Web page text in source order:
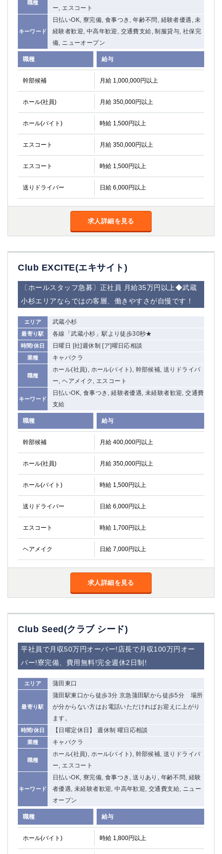
職種
ー, エスコート
キーワード
日払いOK, 寮完備, 食事つき, 年齢不問, 経験者優遇, 未
経験者歓迎, 中高年歓迎, 交通費支給, 制服貸与, 社保完
備, ニューオープン
職種 給与
幹部候補 月給 1,000,000円以上
ホール(社員) 月給 350,000円以上
ホール(バイト) 時給 1,500円以上
エスコート 月給 350,000円以上
エスコート 時給 1,500円以上
送りドライバー 日給 6,000円以上
求人詳細を見る
Club EXCITE(エキサイト)
〔ホールスタッフ急募〕正社員 月給35万円以上◆武蔵
小杉エリアならではの客層、働きやすさが自慢です！
エリア 武蔵小杉
最寄り駅 各線「武蔵小杉」駅より徒歩30秒★
時間/休日 日曜日 [社]週休制 [ア]曜日応相談
業種 キャバクラ
職種
ホール(社員), ホール(バイト), 幹部候補, 送りドライバ
ー, ヘアメイク, エスコート
キーワード
日払いOK, 食事つき, 経験者優遇, 未経験者歓迎, 交通費
支給
職種 給与
幹部候補 月給 400,000円以上
ホール(社員) 月給 350,000円以上
ホール(バイト) 時給 1,500円以上
送りドライバー 日給 6,000円以上
エスコート 時給 1,700円以上
ヘアメイク 日給 7,000円以上
求人詳細を見る
Club Seed(クラブ シード)
平社員で月収50万円オーバー!店長で月収100万円オー
バー!寮完備、費用無料!完全週休2日制!
エリア 蒲田東口
最寄り駅
蒲田駅東口から徒歩3分 京急蒲田駅から徒歩5分 場所
が分からない方はお電話いただければお迎えに上がり
ます。
時間/休日 【日曜定休日】 週休制 曜日応相談
業種 キャバクラ
職種
ホール(社員), ホール(バイト), 幹部候補, 送りドライバ
ー, エスコート
キーワード
日払いOK, 寮完備, 食事つき, 送りあり, 年齢不問, 経験
者優遇, 未経験者歓迎, 中高年歓迎, 交通費支給, ニュー
オープン
職種 給与
ホール(バイト) 時給 1,800円以上